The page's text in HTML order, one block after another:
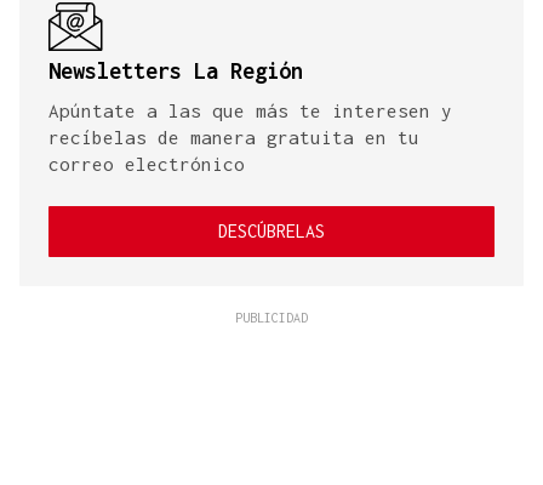
Newsletters La Región
Apúntate a las que más te interesen y
recíbelas de manera gratuita en tu
correo electrónico
DESCÚBRELAS